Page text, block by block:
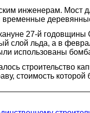
инженерам. Мост
временные
27-й
слой льда, а в
использованы
строительство
стоимость